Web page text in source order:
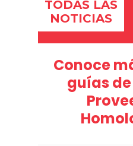
TODAS LAS
NOTICIAS
Conoce
guías